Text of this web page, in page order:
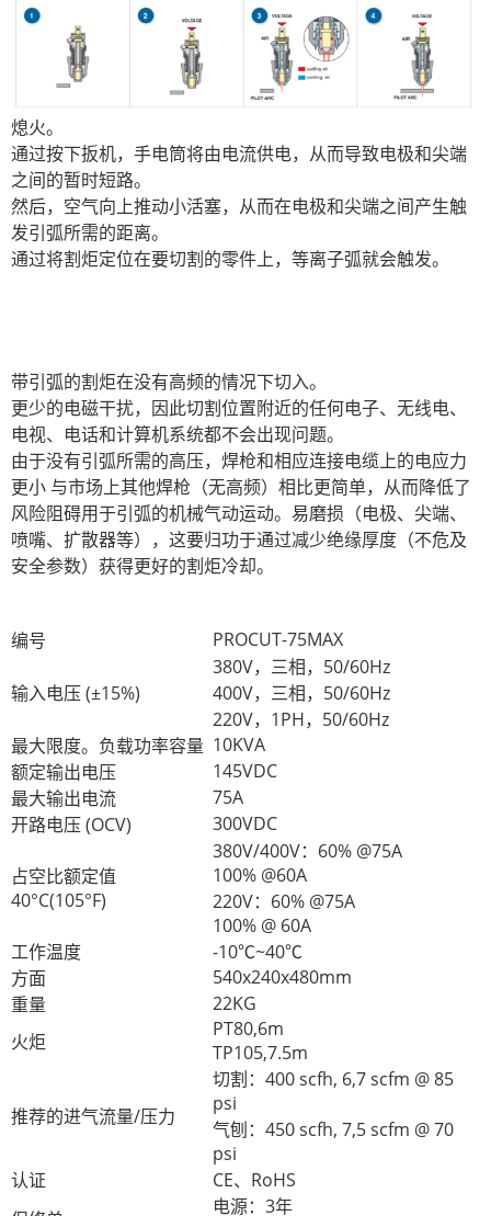
熄火。
通过按下扳机，手电筒将由电流供电，从而导致电极和尖端
之间的暂时短路。
然后，空气向上推动小活塞，从而在电极和尖端之间产生触
发引弧所需的距离。
通过将割炬定位在要切割的零件上，等离子弧就会触发。
带引弧的割炬在没有高频的情况下切入。
更少的电磁干扰，因此切割位置附近的任何电子、无线电、
电视、电话和计算机系统都不会出现问题。
由于没有引弧所需的高压，焊枪和相应连接电缆上的电应力
更小 与市场上其他焊枪（无高频）相比更简单，从而降低了
风险阻碍用于引弧的机械气动运动。易磨损（电极、尖端、
喷嘴、扩散器等），这要归功于通过减少绝缘厚度（不危及
安全参数）获得更好的割炬冷却。
编号 PROCUT-75MAX
输入电压 (±15%)
380V，三相，50/60Hz
400V，三相，50/60Hz
220V，1PH，50/60Hz
最大限度。负载功率容量 10KVA
额定输出电压
145VDC
最大输出电流
75A
开路电压 (OCV)
300VDC
占空比额定值
40°C(105°F)
380V/400V：60% @75A
100% @60A
220V：60% @75A
100% @ 60A
工作温度
-10℃~40℃
方面
540x240x480mm
重量
22KG
火炬
PT80,6m
TP105,7.5m
推荐的进气流量/压力
切割：400 scfh, 6,7 scfm @ 85
psi
气刨：450 scfh, 7,5 scfm @ 70
psi
认证
CE、RoHS
电源：3年